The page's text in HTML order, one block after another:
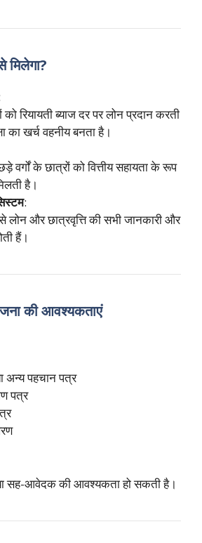
मिलेगा?
रियायती ब्याज दर पर लोन प्रदान करती
का खर्च वहनीय बनता है।
वर्गों के छात्रों को वित्तीय सहायता के रूप
है।
:
लोन और छात्रवृत्ति की सभी जानकारी और
हैं।
की आवश्यकताएं
अन्य पहचान पत्र
पत्र
सह-आवेदक की आवश्यकता हो सकती है।